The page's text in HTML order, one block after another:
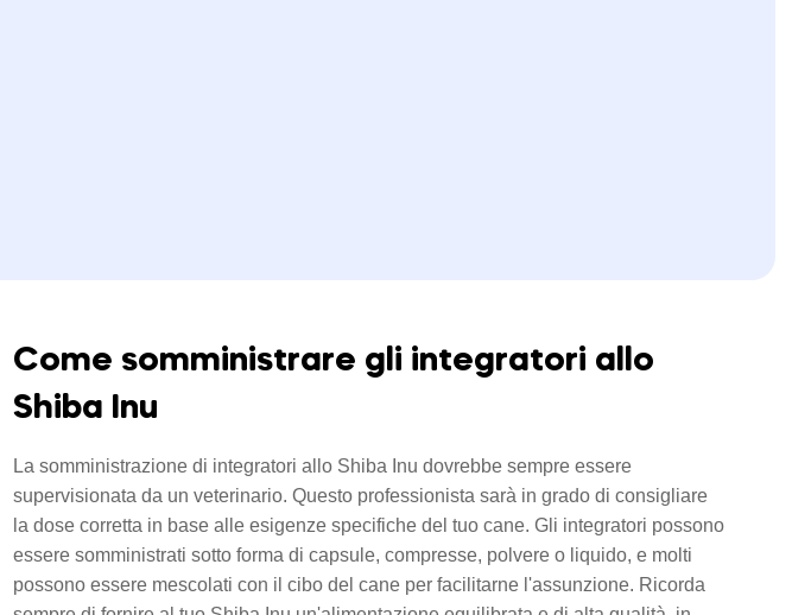
Come somministrare gli integratori allo
Shiba Inu
La somministrazione di integratori allo Shiba Inu dovrebbe sempre essere
supervisionata da un veterinario. Questo professionista sarà in grado di consigliare
la dose corretta in base alle esigenze specifiche del tuo cane. Gli integratori possono
essere somministrati sotto forma di capsule, compresse, polvere o liquido, e molti
possono essere mescolati con il cibo del cane per facilitarne l'assunzione. Ricorda